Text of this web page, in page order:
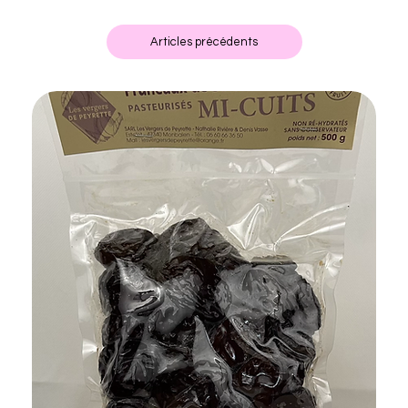
Articles précédents